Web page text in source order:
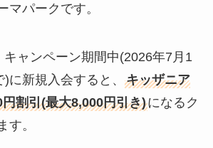
マパークです。
ャンペーン期間中(2026年7月1
に新規入会すると、 キッザニア
割引(最大8,000円引き)になるク
す。